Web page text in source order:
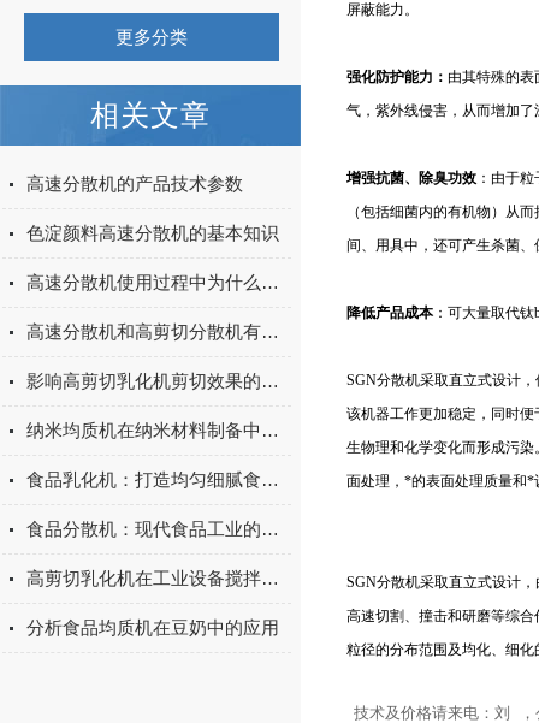
更多分类
相关文章
高速分散机的产品技术参数
色淀颜料高速分散机的基本知识
高速分散机使用过程中为什么不能接触氧气？
高速分散机和高剪切分散机有什么区别？
影响高剪切乳化机剪切效果的因素有哪些？
纳米均质机在纳米材料制备中的关键作用
食品乳化机：打造均匀细腻食品的关键设备
食品分散机：现代食品工业的调和大师
高剪切乳化机在工业设备搅拌系统中有重要作用
分析食品均质机在豆奶中的应用
屏蔽能力。
强化防护能力： 由其特殊的表
气，紫外线侵害，从而增加
增强抗菌、除臭功效 ：由于
（包括细菌内的有机物）从
间、用具中，还可产生杀菌、
降低产品成本 ：可大量取代钛
SGN分散机采取直立式设计
该机器工作更加稳定，同时
生物理和化学变化而形成污
面处理，*的表面处理质量和*
SGN分散机采取直立式设计
高速切割、撞击和研磨等综
粒径的分布范围及均化、细
技术及价格请来电：刘 ，